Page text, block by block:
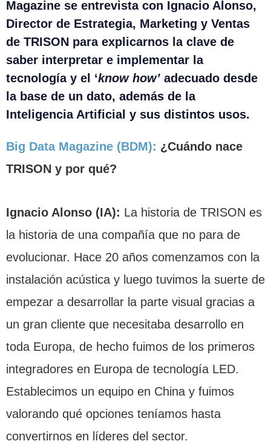
Magazine se entrevista con Ignacio Alonso,
Director de Estrategia, Marketing y Ventas
de TRISON para explicarnos la clave de
saber interpretar e implementar la
tecnología y el ‘know how’ adecuado desde
la base de un dato, además de la
Inteligencia Artificial y sus distintos usos.
Big Data Magazine (BDM): ¿Cuándo nace
TRISON y por qué?
Ignacio Alonso (IA): La historia de TRISON es
la historia de una compañía que no para de
evolucionar. Hace 20 años comenzamos con la
instalación acústica y luego tuvimos la suerte de
empezar a desarrollar la parte visual gracias a
un gran cliente que necesitaba desarrollo en
toda Europa, de hecho fuimos de los primeros
integradores en Europa de tecnología LED.
Establecimos un equipo en China y fuimos
valorando qué opciones teníamos hasta
convertirnos en líderes del sector.